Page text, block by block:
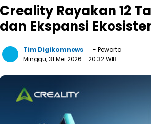
Creality Rayakan 12
dan Ekspansi
Tim Digikomnews
- Pewarta
Minggu, 31 Mei 2026 - 20:32 WIB